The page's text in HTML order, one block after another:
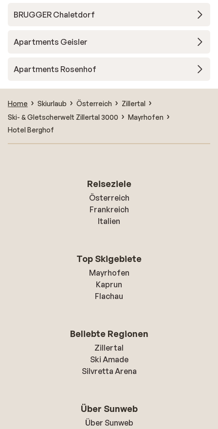
BRUGGER Chaletdorf
Apartments Geisler
Apartments Rosenhof
Home Skiurlaub Österreich
Zillertal
Ski- & Gletscherwelt Zillertal 3000
Mayrhofen
Hotel Berghof
Reiseziele
Österreich
Frankreich
Italien
Top Skigebiete
Mayrhofen
Kaprun
Flachau
Beliebte Regionen
Zillertal
Ski Amade
Silvretta Arena
Über Sunweb
Über Sunweb